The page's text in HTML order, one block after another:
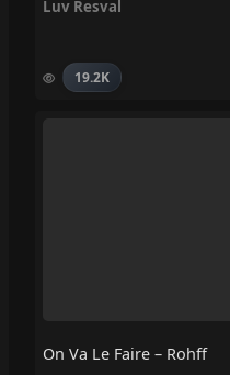
Luv Resval
19.2K
On Va Le Faire – Rohff